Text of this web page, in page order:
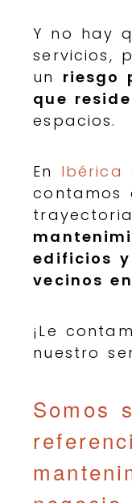
Y no hay
servicios,
un riesgo
que
espacios.
En Ibérica
contamos
edificios
vecinos
¡Le
nuestro
Somos